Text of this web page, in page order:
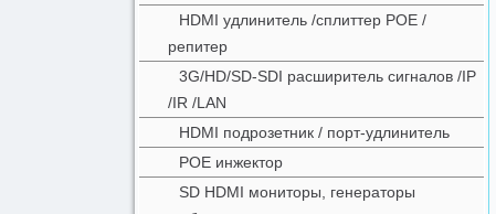
HDMI удлинитель /сплиттер POE /
репитер
3G/HD/SD-SDI расширитель сигналов /IP
/IR /LAN
HDMI подрозетник / порт-удлинитель
POE инжектор
SD HDMI мониторы, генераторы